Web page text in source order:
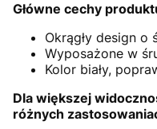
Główne cechy
Okrągły design o
Wyposażone w
Kolor biały,
Dla większej
różnych